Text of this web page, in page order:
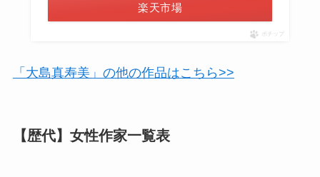
楽天市場
ポチップ
「大島真寿美」の他の作品はこちら>>
【歴代】女性作家一覧表